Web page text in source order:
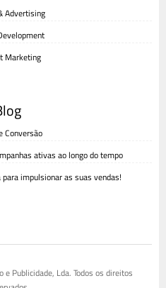
Advertising
Marketing
Conversão
ativas ao longo do tempo
impulsionar as suas vendas!
Publicidade, Lda. Todos os direitos